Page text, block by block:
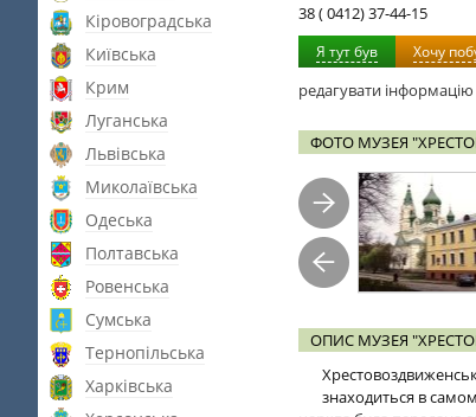
Кіровоградська
Київська
Крим
Луганська
Львівська
Миколаївська
Одеська
Полтавська
Ровенська
Сумська
Тернопільська
Харківська
38 ( 0412) 37-44-15
Я тут був Хочу
редагувати інформацію
ФОТО МУЗЕЯ
ОПИС МУЗЕЯ
знаходиться в